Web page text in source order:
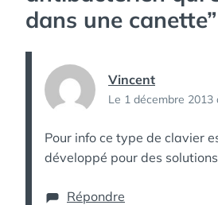
dans une canette”
Vincent
Le 1 décembre 2013
Pour info ce type de clavier
développé pour des
Répondre